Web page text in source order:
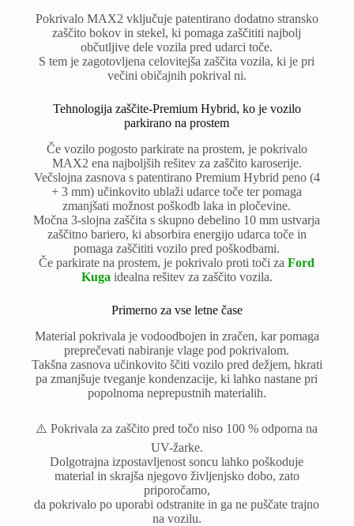
Pokrivalo MAX2 vključuje patentirano dodatno stransko
zaščito bokov in stekel, ki pomaga zaščititi najbolj
občutljive dele vozila pred udarci toče.
S tem je zagotovljena celovitejša zaščita vozila, ki je pri
večini običajnih pokrival ni.
Tehnologija zaščite-Premium Hybrid, ko je vozilo
parkirano na prostem
Če vozilo pogosto parkirate na prostem, je pokrivalo
MAX2 ena najboljših rešitev za zaščito karoserije.
Večslojna zasnova s patentirano Premium Hybrid peno (4
+ 3 mm) učinkovito ublaži udarce toče ter pomaga
zmanjšati možnost poškodb laka in pločevine.
Močna 3-slojna zaščita s skupno debelino 10 mm ustvarja
zaščitno bariero, ki absorbira energijo udarca toče in
pomaga zaščititi vozilo pred poškodbami.
Če parkirate na prostem, je pokrivalo proti toči za Ford
Kuga idealna rešitev za zaščito vozila.
Primerno za vse letne čase
Material pokrivala je vodoodbojen in zračen, kar pomaga
preprečevati nabiranje vlage pod pokrivalom.
Takšna zasnova učinkovito ščiti vozilo pred dežjem, hkrati
pa zmanjšuje tveganje kondenzacije, ki lahko nastane pri
popolnoma neprepustnih materialih.
⚠️ Pokrivala za zaščito pred točo niso 100 % odporna na
UV-žarke.
Dolgotrajna izpostavljenost soncu lahko poškoduje
material in skrajša njegovo življenjsko dobo, zato
priporočamo,
da pokrivalo po uporabi odstranite in ga ne puščate trajno
na vozilu.